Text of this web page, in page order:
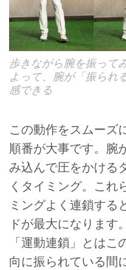
歩きながら腕を振って
よって、腕が「振られ
感できる
この動作をスムーズ
順番が大事です。腕
み込んで圧をかける
くタイミング。これ
ミングよく連鎖する
ドが最大になります
「運動連鎖」とは
向に振られている間